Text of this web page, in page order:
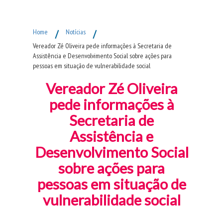
Home / Notícias /
Vereador Zé Oliveira pede informações à Secretaria de
Assistência e Desenvolvimento Social sobre ações para
pessoas em situação de vulnerabilidade social
Vereador Zé Oliveira
pede informações à
Secretaria de
Assistência e
Desenvolvimento Social
sobre ações para
pessoas em situação de
vulnerabilidade social